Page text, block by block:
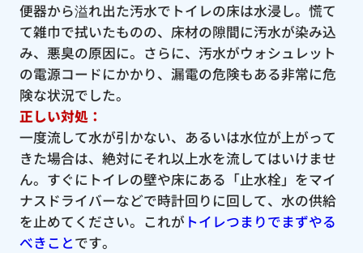
便器から溢れ出た汚水でトイレの床は水浸し。慌て
て雑巾で拭いたものの、床材の隙間に汚水が染み込
み、悪臭の原因に。さらに、汚水がウォシュレット
の電源コードにかかり、漏電の危険もある非常に危
険な状況でした。
正しい対処：
一度流して水が引かない、あるいは水位が上がって
きた場合は、絶対にそれ以上水を流してはいけませ
ん。すぐにトイレの壁や床にある「止水栓」をマイ
ナスドライバーなどで時計回りに回して、水の供給
を止めてください。これがトイレつまりでまずやる
べきことです。